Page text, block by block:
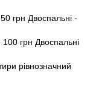
грн Двоспальні -
грн Двоспальні
рівнозначний